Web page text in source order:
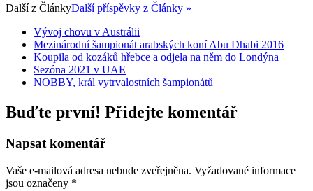
Další z ČlánkyDalší příspěvky z Články »
Vývoj chovu v Austrálii
Mezinárodní šampionát arabských koní Abu Dhabi 2016
Koupila od kozáků hřebce a odjela na něm do Londýna
Sezóna 2021 v UAE
NOBBY, král vytrvalostních šampionátů
Buďte první! Přidejte komentář
Napsat komentář
Vaše e-mailová adresa nebude zveřejněna. Vyžadované informace
jsou označeny *